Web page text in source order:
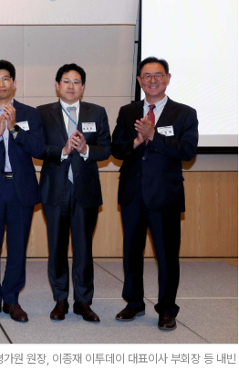
원 원장, 이종재 이투데이 대표이사 부회장 등 내빈